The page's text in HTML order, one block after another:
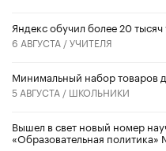
​Яндекс обучил более 20
6 АВГУСТА /УЧИТЕЛЯ
Минимальный набор товаров
5 АВГУСТА / ШКОЛЬНИКИ
Вышел в свет новый номер
«Образовательная